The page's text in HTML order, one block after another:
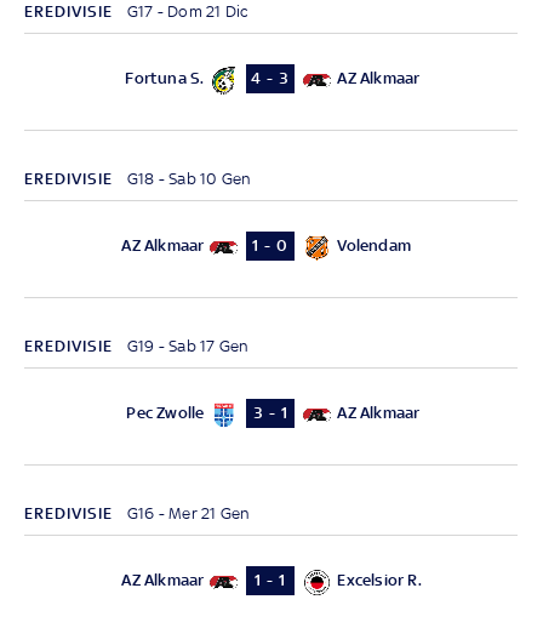
EREDIVISIE G17 - Dom 21 Dic
Fortuna S. 4 - 3 AZ Alkmaar
EREDIVISIE G18 - Sab 10 Gen
AZ Alkmaar 1 - 0 Volendam
EREDIVISIE G19 - Sab 17 Gen
Pec Zwolle 3 - 1 AZ Alkmaar
EREDIVISIE G16 - Mer 21 Gen
AZ Alkmaar 1 - 1 Excelsior R.